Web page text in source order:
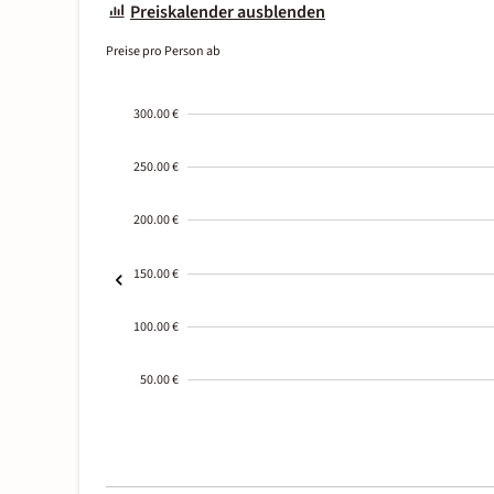
Preiskalender ausblenden
Preise pro Person ab
300.00 €
250.00 €
200.00 €
150.00 €
100.00 €
50.00 €
01-02